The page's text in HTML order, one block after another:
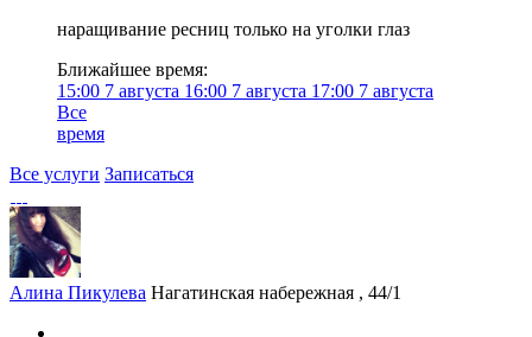
наращивание ресниц только на уголки глаз
Ближайшее время:
15:00 7 августа 16:00 7 августа 17:00 7 августа
Все
время
Все услуги Записаться
Алина Пикулева Нагатинская набережная , 44/1